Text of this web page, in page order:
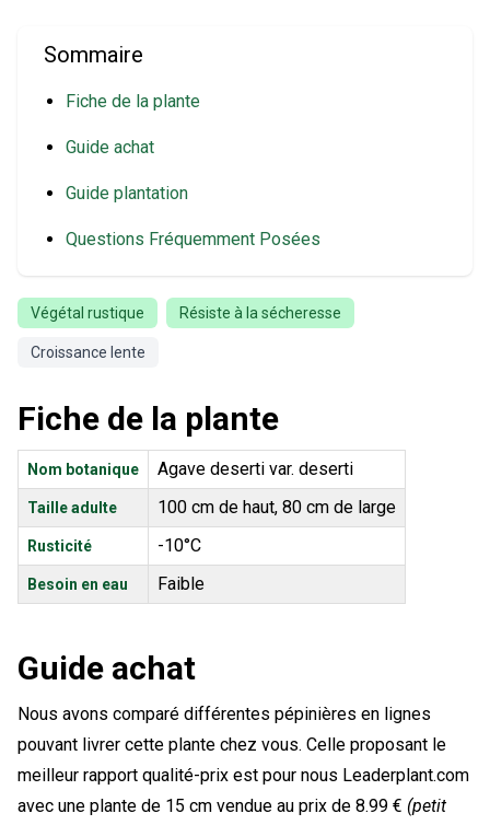
Sommaire
Fiche de la plante
Guide achat
Guide plantation
Questions Fréquemment Posées
Végétal rustique Résiste à la sécheresse
Croissance lente
Fiche de la plante
Nom botanique Agave deserti var. deserti
Taille adulte 100 cm de haut, 80 cm de large
Rusticité -10°C
Besoin en eau Faible
Guide achat
Nous avons comparé différentes pépinières en lignes
pouvant livrer cette plante chez vous. Celle proposant le
meilleur rapport qualité-prix est pour nous Leaderplant.com
avec une plante de 15 cm vendue au prix de 8.99 € (petit